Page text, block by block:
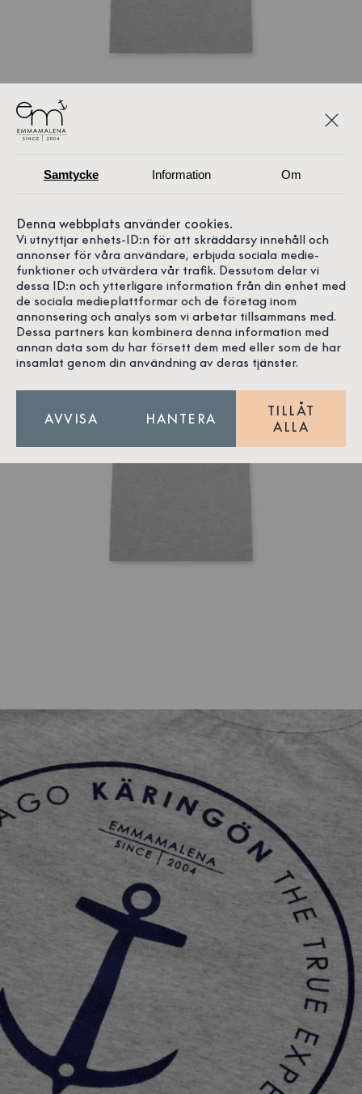
Samtycke Information Om
Denna webbplats använder cookies.
Vi utnyttjar enhets-ID:n för att skräddarsy innehåll och
annonser för våra användare, erbjuda sociala medie-
funktioner och utvärdera vår trafik. Dessutom delar vi
dessa ID:n och ytterligare information från din enhet med
de sociala medieplattformar och de företag inom
annonsering och analys som vi arbetar tillsammans med.
Dessa partners kan kombinera denna information med
annan data som du har försett dem med eller som de har
insamlat genom din användning av deras tjänster.
AVVISA HANTERA
TILLÅT
ALLA